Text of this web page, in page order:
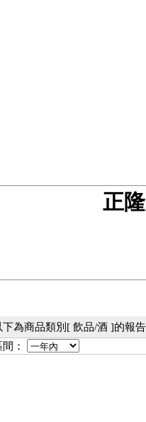
正
下為商品類別[ 飲品/酒 ]的報
間：